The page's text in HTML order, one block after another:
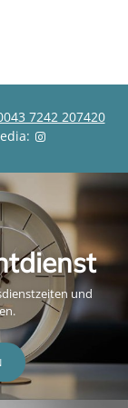
7242 207420
und